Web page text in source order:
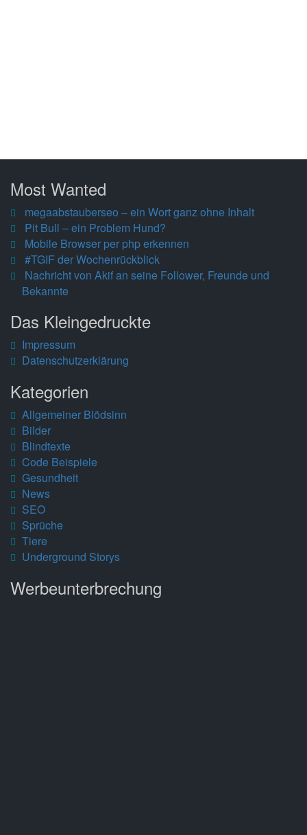
Most Wanted
megaabstauberseo – ein Wort ganz ohne Inhalt
Pit Bull – ein Problem Hund?
Mobile Browser per php erkennen
#TGIF der Wochenrückblick
Nachricht von Akif an seine Follower, Freunde und
Bekannte
Das Kleingedruckte
Impressum
Datenschutzerklärung
Kategorien
Allgemeiner Blödsinn
Bilder
Blindtexte
Code Beispiele
Gesundheit
News
SEO
Sprüche
Tiere
Underground Storys
Werbeunterbrechung